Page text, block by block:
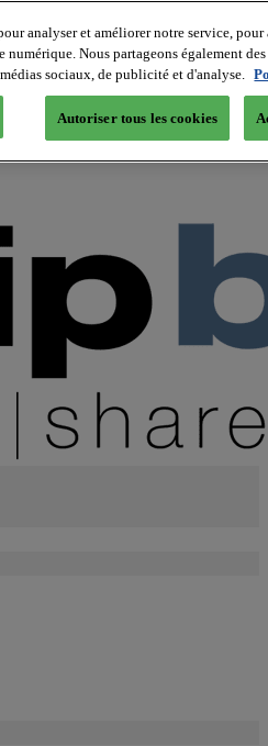
analyser et améliorer notre service,
numérique. Nous partageons également
sociaux, de publicité et d'analyse.
Autoriser tous les cookies